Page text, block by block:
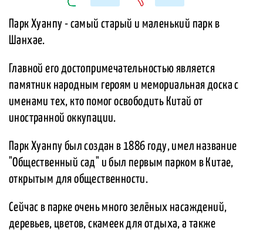
Парк Хуанпу - самый старый и маленький парк в
Шанхае.
Главной его достопримечательностью является
памятник народным героям и мемориальная доска с
именами тех, кто помог освободить Китай от
иностранной оккупации.
Парк Хуанпу был создан в 1886 году, имел название
"Общественный сад" и был первым парком в Китае,
открытым для общественности.
Сейчас в парке очень много зелёных насаждений,
деревьев, цветов, скамеек для отдыха, а также